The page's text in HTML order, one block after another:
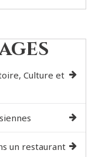
Culture et
un restaurant